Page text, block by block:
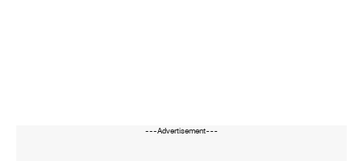
---Advertisement---